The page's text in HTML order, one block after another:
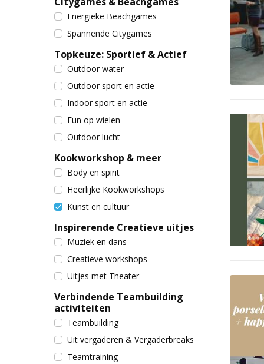
Energieke Beachgames
Spannende Citygames
Topkeuze: Sportief & Actief
Outdoor water
Outdoor sport en actie
Indoor sport en actie
Fun op wielen
Outdoor lucht
Kookworkshop & meer
Body en spirit
Heerlijke Kookworkshops
Kunst en cultuur
Inspirerende Creatieve uitjes
Muziek en dans
Creatieve workshops
Uitjes met Theater
Verbindende Teambuilding
activiteiten
Teambuilding
Uit vergaderen & Vergaderbreaks
Teamtraining